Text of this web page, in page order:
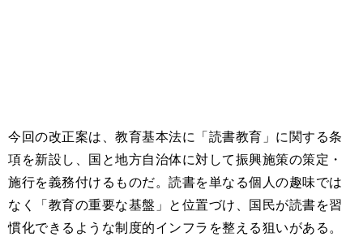
今回の改正案は、教育基本法に「読書教育」に関する条
項を新設し、国と地方自治体に対して振興施策の策定・
施行を義務付けるものだ。読書を単なる個人の趣味では
なく「教育の重要な基盤」と位置づけ、国民が読書を習
慣化できるような制度的インフラを整える狙いがある。